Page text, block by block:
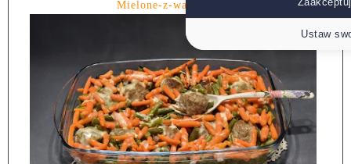
Mielone-z-warzywami.
Ustaw